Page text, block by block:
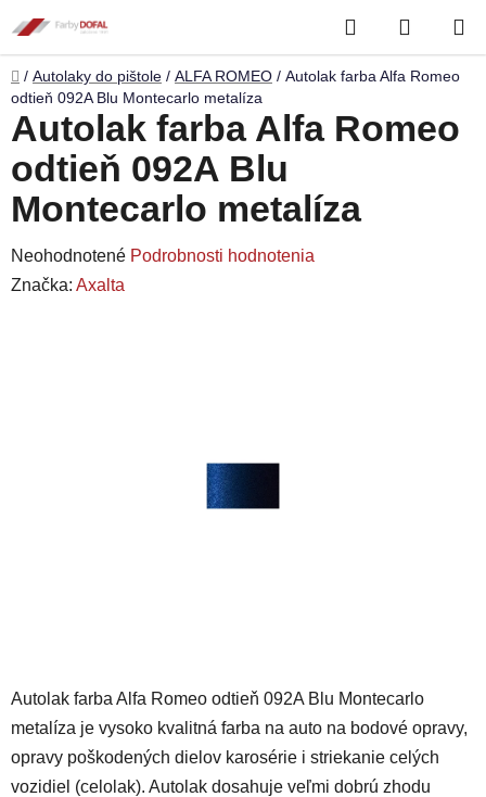
na
obsah
Hľadať
KOŠÍK
Domov
/ Autolaky do pištole / ALFA ROMEO / Autolak farba Alfa Romeo
odtieň 092A Blu Montecarlo metalíza
Autolak farba Alfa Romeo odtieň 092A Blu Montecarlo
metalíza je vysoko kvalitná farba na auto na bodové opravy,
opravy poškodených dielov karosérie i striekanie celých
vozidiel (celolak). Autolak dosahuje veľmi dobrú zhodu
Autolak farba Alfa Romeo
odtieň 092A Blu
Montecarlo metalíza
Priemerné
hodnotenie
Neohodnotené Podrobnosti hodnotenia
Značka: Axalta